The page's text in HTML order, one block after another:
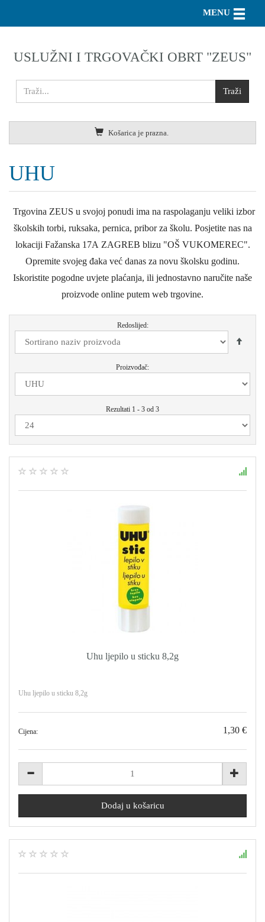
USLUŽNI I TRGOVAČKI OBRT "ZEUS"
Košarica je prazna.
MENU Toggle
UHU
Trgovina ZEUS u svojoj ponudi ima na raspolaganju veliki izbor
školskih torbi, ruksaka, pernica, pribor za školu. Posjetite nas na
lokaciji Fažanska 17A ZAGREB blizu "OŠ VUKOMEREC".
Opremite svojeg đaka već danas za novu školsku godinu.
Iskoristite pogodne uvjete plaćanja, ili jednostavno naručite naše
proizvode online putem web trgovine.
Redoslijed:
Proizvođač:
Rezultati 1 - 3 od 3
Uhu ljepilo u sticku 8,2g
Uhu ljepilo u sticku 8,2g
Cijena: 1,30 €